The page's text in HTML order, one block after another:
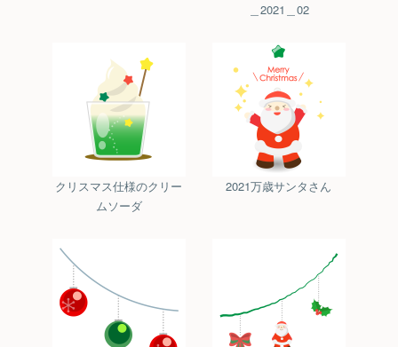
＿2021＿02
クリスマス仕様のクリー
ムソーダ
2021万歳サンタさん